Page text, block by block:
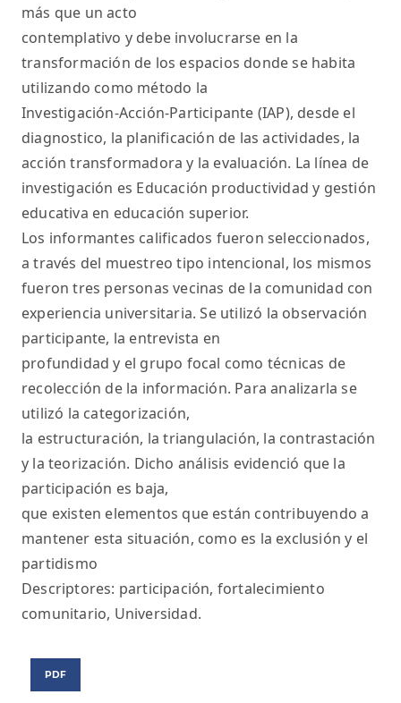
más que un acto
contemplativo y debe involucrarse en la
transformación de los espacios donde se habita
utilizando como método la
Investigación-Acción-Participante (IAP), desde el
diagnostico, la planificación de las actividades, la
acción transformadora y la evaluación. La línea de
investigación es Educación productividad y gestión
educativa en educación superior.
Los informantes calificados fueron seleccionados,
a través del muestreo tipo intencional, los mismos
fueron tres personas vecinas de la comunidad con
experiencia universitaria. Se utilizó la observación
participante, la entrevista en
profundidad y el grupo focal como técnicas de
recolección de la información. Para analizarla se
utilizó la categorización,
la estructuración, la triangulación, la contrastación
y la teorización. Dicho análisis evidenció que la
participación es baja,
que existen elementos que están contribuyendo a
mantener esta situación, como es la exclusión y el
partidismo
Descriptores: participación, fortalecimiento
comunitario, Universidad.
PDF